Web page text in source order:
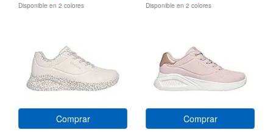
Disponible en 2 colores Disponible en 2 colores
Comprar Comprar